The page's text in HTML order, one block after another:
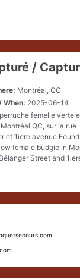
/
Montréal, QC
When: 2025-06-14
femelle verte
QC, sur la rue
et 1iere avenue
female budgie in
Street and